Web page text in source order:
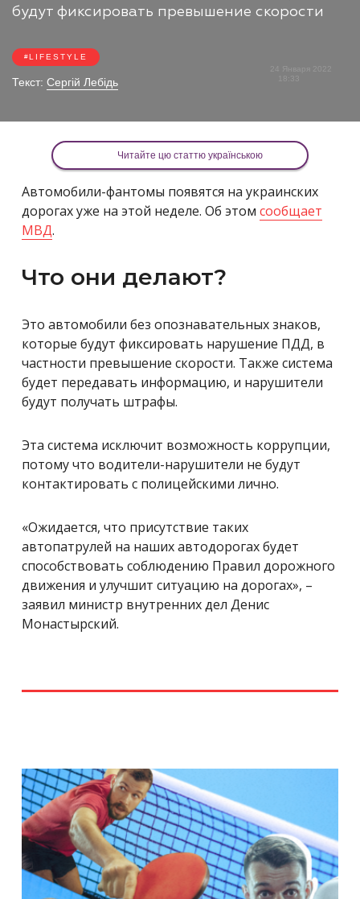
будут фиксировать превышение скорости
LIFESTYLE
Текст: Сергій Лебідь
Читайте цю статтю українською
Автомобили-фантомы появятся на украинских
дорогах уже на этой неделе. Об этом сообщает
МВД.
Что они делают?
Это автомобили без опознавательных знаков,
которые будут фиксировать нарушение ПДД, в
частности превышение скорости. Также система
будет передавать информацию, и нарушители
будут получать штрафы.
Эта система исключит возможность коррупции,
потому что водители-нарушители не будут
контактировать с полицейскими лично.
«Ожидается, что присутствие таких
автопатрулей на наших автодорогах будет
способствовать соблюдению Правил дорожного
движения и улучшит ситуацию на дорогах», –
заявил министр внутренних дел Денис
Монастырский.